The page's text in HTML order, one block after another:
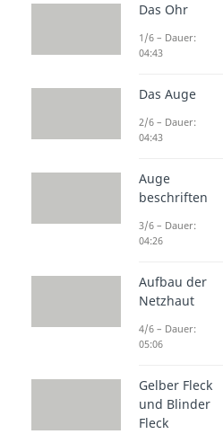
Das Ohr
1/6 – Dauer:
04:43
Das Auge
2/6 – Dauer:
04:43
Auge
beschriften
3/6 – Dauer:
04:26
Aufbau der
Netzhaut
4/6 – Dauer:
05:06
Gelber Fleck
und Blinder
Fleck